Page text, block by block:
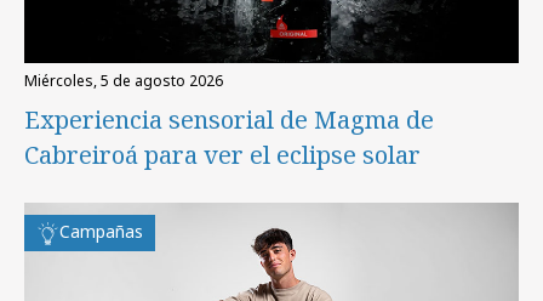
miércoles, 5 de agosto 2026
Experiencia sensorial de Magma de
Cabreiroá para ver el eclipse solar
Campañas